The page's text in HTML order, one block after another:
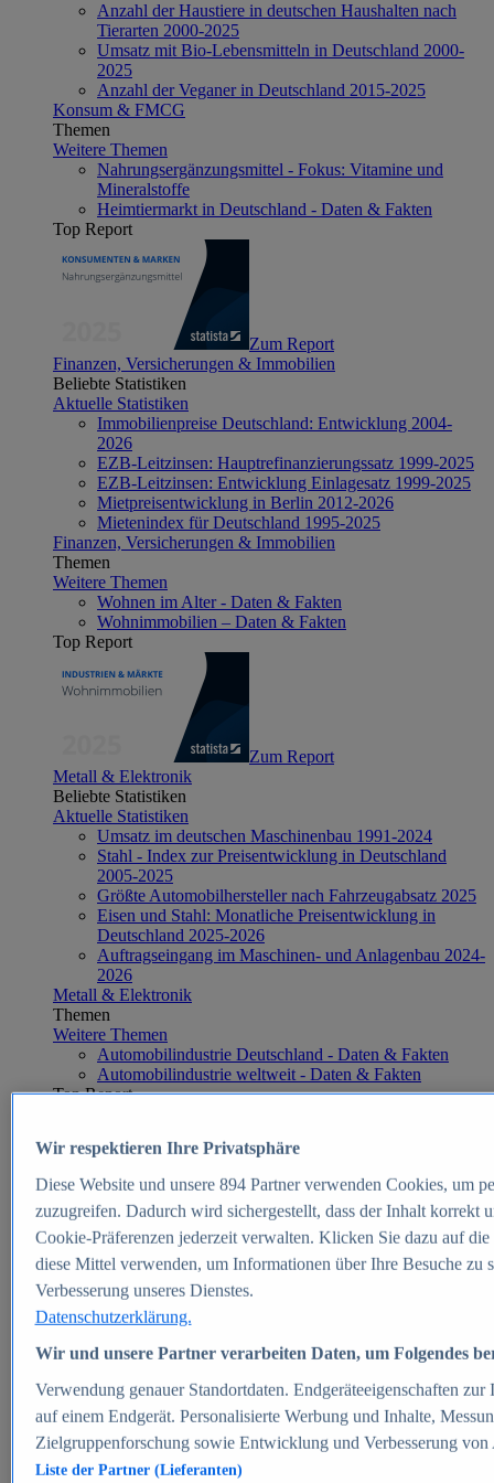
Anzahl der Haustiere in deutschen Haushalten nach
Tierarten 2000-2025
Umsatz mit Bio-Lebensmitteln in Deutschland 2000-
2025
Anzahl der Veganer in Deutschland 2015-2025
Konsum & FMCG
Themen
Weitere Themen
Nahrungsergänzungsmittel - Fokus: Vitamine und
Mineralstoffe
Heimtiermarkt in Deutschland - Daten & Fakten
Top Report
Zum Report
Finanzen, Versicherungen & Immobilien
Beliebte Statistiken
Aktuelle Statistiken
Immobilienpreise Deutschland: Entwicklung 2004-
2026
EZB-Leitzinsen: Hauptrefinanzierungssatz 1999-2025
EZB-Leitzinsen: Entwicklung Einlagesatz 1999-2025
Mietpreisentwicklung in Berlin 2012-2026
Mietenindex für Deutschland 1995-2025
Finanzen, Versicherungen & Immobilien
Themen
Weitere Themen
Wohnen im Alter - Daten & Fakten
Wohnimmobilien – Daten & Fakten
Top Report
Zum Report
Metall & Elektronik
Beliebte Statistiken
Aktuelle Statistiken
Umsatz im deutschen Maschinenbau 1991-2024
Stahl - Index zur Preisentwicklung in Deutschland
2005-2025
Größte Automobilhersteller nach Fahrzeugabsatz 2025
Eisen und Stahl: Monatliche Preisentwicklung in
Deutschland 2025-2026
Auftragseingang im Maschinen- und Anlagenbau 2024-
2026
Metall & Elektronik
Themen
Weitere Themen
Automobilindustrie Deutschland - Daten & Fakten
Automobilindustrie weltweit - Daten & Fakten
Top Report
Zum Report
E-commerce
Beliebte Statistiken
Aktuelle Statistiken
E-Commerce - Entwicklung des Umsatzes in
Deutschland 1999-2025
Umsatz von Amazon in Deutschland und weltweit
2010-2025
B2C-E-Commerce: Top-50 Online Shops in
Deutschland 2024
Marktanteile von Online-Zahlungsverfahren in
Deutschland 2024
Umsatzstarke Warengruppen im Online-Handel in
Deutschland 2023-2025
Wir respektieren Ihre Privatsphäre
Diese Website und unsere 894Partner verwenden Cookies, um
zuzugreifen. Dadurch wird sichergestellt, dass der Inhalt korrekt
Cookie-Präferenzen jederzeit verwalten. Klicken Sie dazu auf
diese Mittel verwenden, um Informationen über Ihre Besuche
Verbesserung unseres Dienstes.
Datenschutzerklärung.
Wir und unsere Partner verarbeiten Daten, um Folgendes
Verwendung genauer Standortdaten. Endgeräteeigenschaften
auf einem Endgerät. Personalisierte Werbung und Inhalte,
Zielgruppenforschung sowie Entwicklung und Verbesserung von
Liste der Partner (Lieferanten)